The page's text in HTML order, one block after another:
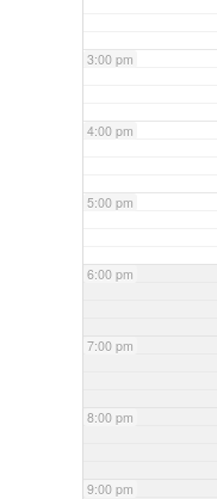
3:00 pm
4:00 pm
5:00 pm
6:00 pm
7:00 pm
8:00 pm
9:00 pm